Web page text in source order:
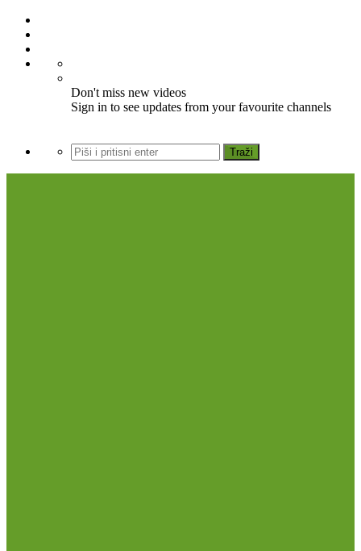
Don't miss new videos
Sign in to see updates from your favourite channels